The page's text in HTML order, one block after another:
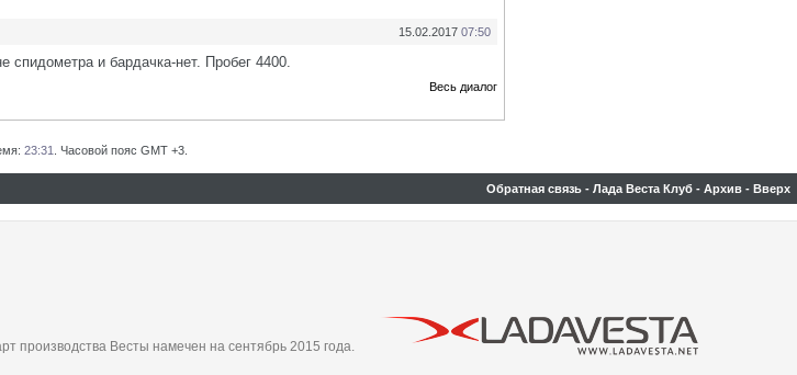
15.02.2017 07:50
спидометра и бардачка-нет. Пробег 4400.
Весь диалог
23:31 . Часовой пояс GMT +3.
Обратная связь - Лада Веста Клуб - Архив - Вверх
производства Весты намечен на сентябрь 2015 года.